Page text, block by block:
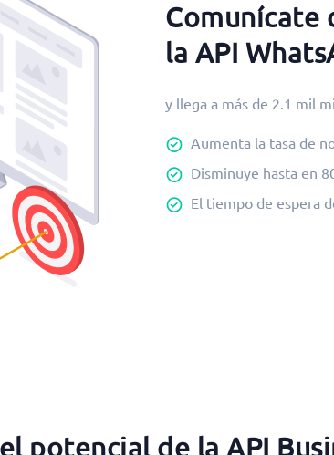
Comunícate
la API
y llega a más de 2.1 mil
Aumenta la tasa de
Disminuye hasta en
El tiempo de espera
potencial de la API